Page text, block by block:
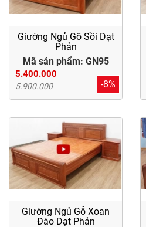
Giường Ngủ Gỗ Sồi Dạt
Phản
Mã sản phẩm: GN95
5.400.000
5.900.000 -8%
Giường Ngủ Gỗ Xoan
Đào Dạt Phản